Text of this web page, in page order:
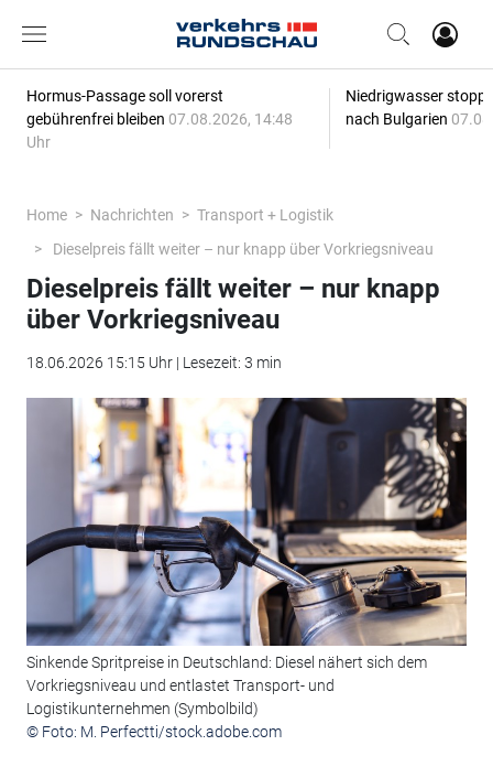
Hormus-Passage soll vorerst
gebührenfrei bleiben 07.08.2026, 14:48
Uhr
Niedrigwasser
nach Bulgarien
Home Nachrichten
Transport + Logistik
Dieselpreis fällt weiter – nur knapp über Vorkriegsniveau
Dieselpreis fällt weiter – nur knapp
über Vorkriegsniveau
18.06.2026 15:15 Uhr | Lesezeit: 3 min
Sinkende Spritpreise in Deutschland: Diesel nähert sich dem
Vorkriegsniveau und entlastet Transport- und
Logistikunternehmen (Symbolbild)
© Foto: M. Perfectti/stock.adobe.com